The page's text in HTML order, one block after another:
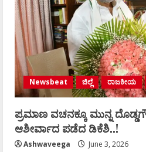
Newsbeat ಜಿಲ್ಲೆ ರಾಜಕೀಯ
ಪ್ರಮಾಣ ವಚನಕ್ಕೂ ಮುನ್ನ
ಆಶೀರ್ವಾದ ಪಡೆದ ಡಿಕೆಶಿ..!
Ashwaveega June 3, 2026